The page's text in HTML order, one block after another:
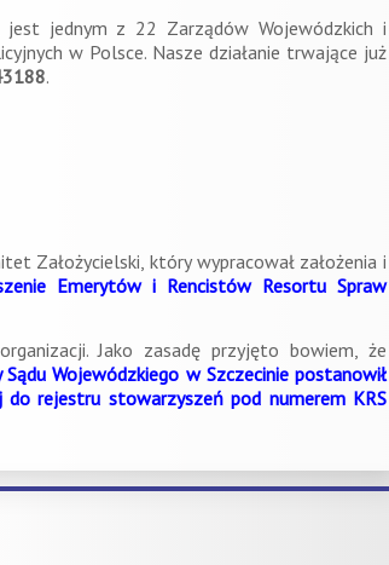
jest jednym z 22 Zarządów Wojewódzkich i
w Polsce. Nasze działanie trwające już
.
który wypracował założenia i
Emerytów i Rencistów Resortu Spraw
Jako zasadę przyjęto bowiem, że
Wojewódzkiego w Szczecinie postanowił
do rejestru stowarzyszeń pod numerem KRS